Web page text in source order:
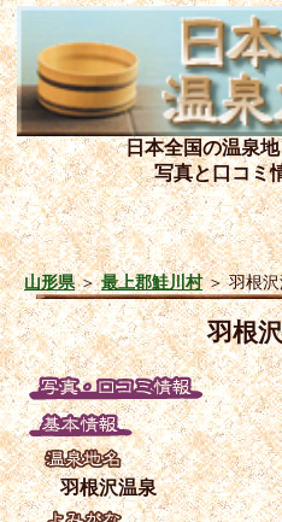
日本全国の温泉
写真と口コミ
山形県＞最上郡鮭川村＞羽根
羽根
羽根沢温泉